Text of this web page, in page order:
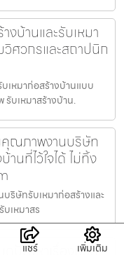
งบ้านและรับเหมา
ศวกรและสถาปนิก
บเหมาก่อสร้างบ้านแบบ
บเหมาสร้างบ้าน.
คุณภาพงานบริษัท
นที่ไว้ใจได้ ไม่ทิ้ง
ริษัทรับเหมาก่อสร้างและ
เหมาสร
แชร์ เพิ่มเติม